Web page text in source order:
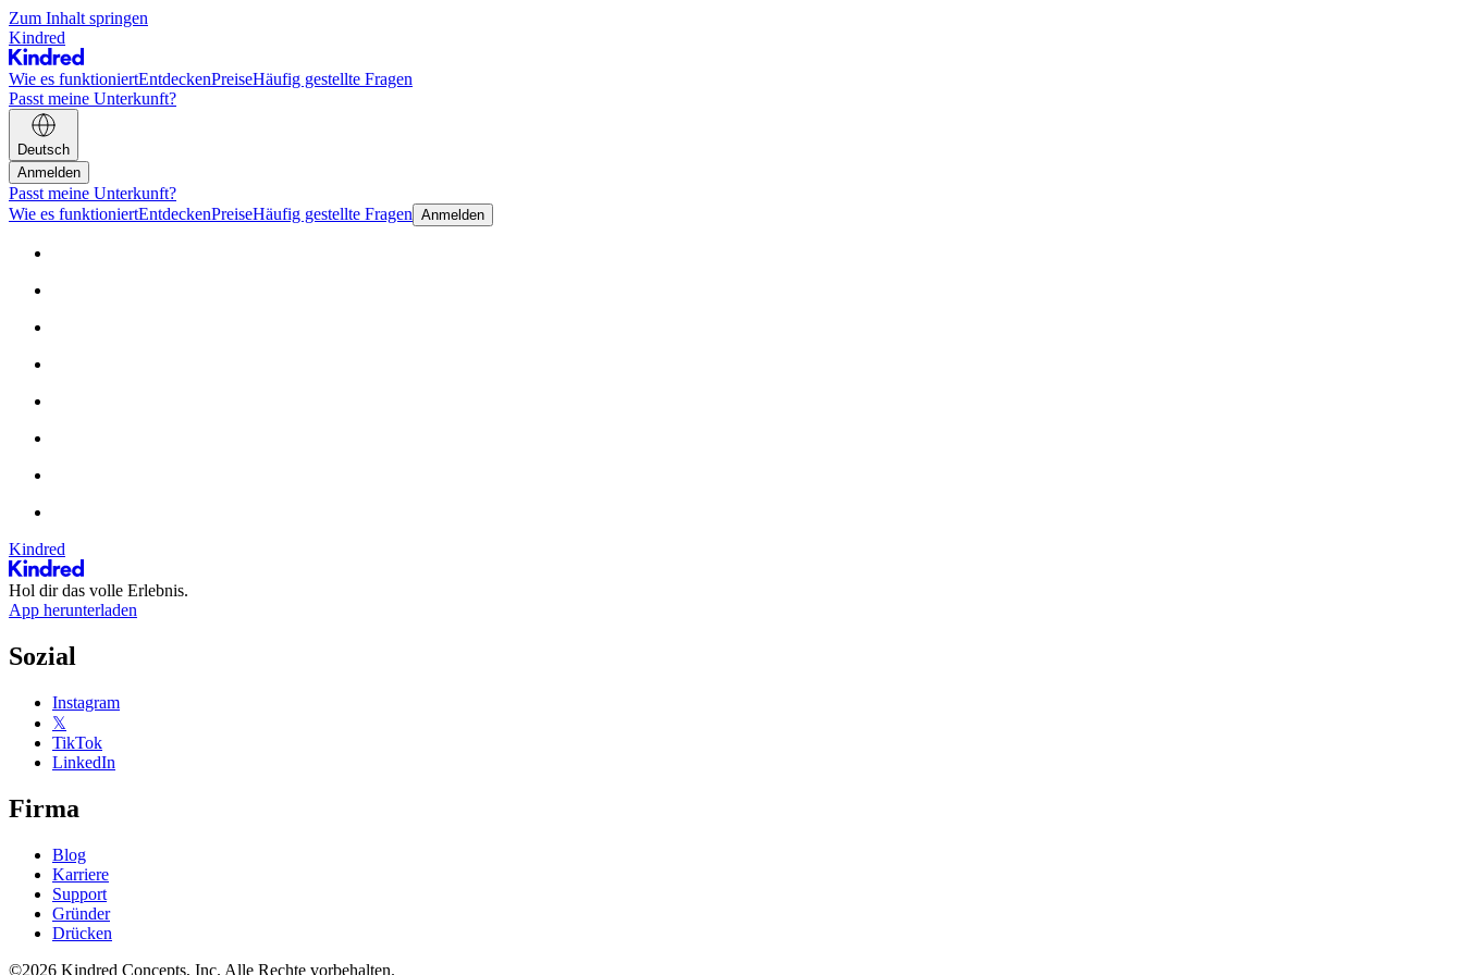
Zum Inhalt springen
Kindred
Wie es funktioniertEntdeckenPreiseHäufig gestellte Fragen
Passt meine Unterkunft?
Deutsch
Anmelden
Passt meine Unterkunft?
Wie es funktioniertEntdeckenPreiseHäufig gestellte Fragen Anmelden
Kindred
Hol dir das volle Erlebnis.
App herunterladen
Sozial
Instagram
𝕏
TikTok
LinkedIn
Firma
Blog
Karriere
Support
Gründer
Drücken
©2026 Kindred Concepts, Inc. Alle Rechte vorbehalten.